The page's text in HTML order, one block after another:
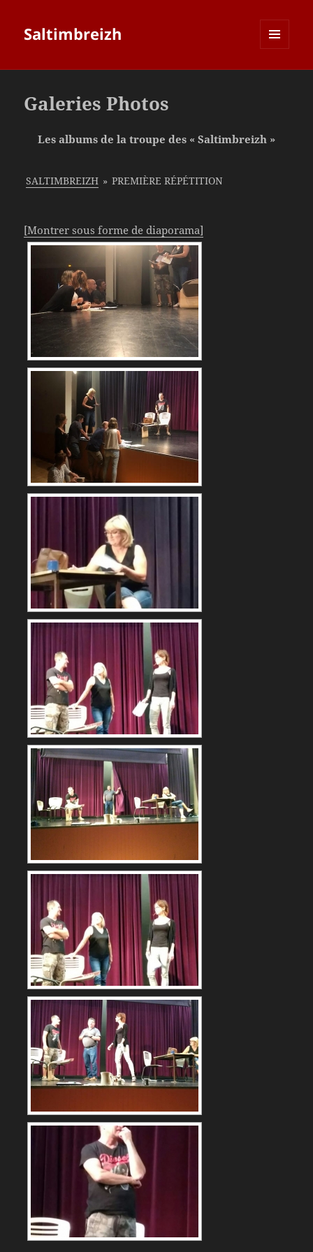
Saltimbreizh
Galeries Photos
Les albums de la troupe des « Saltimbreizh »
SALTIMBREIZH » PREMIÈRE RÉPÉTITION
[Montrer sous forme de diaporama]